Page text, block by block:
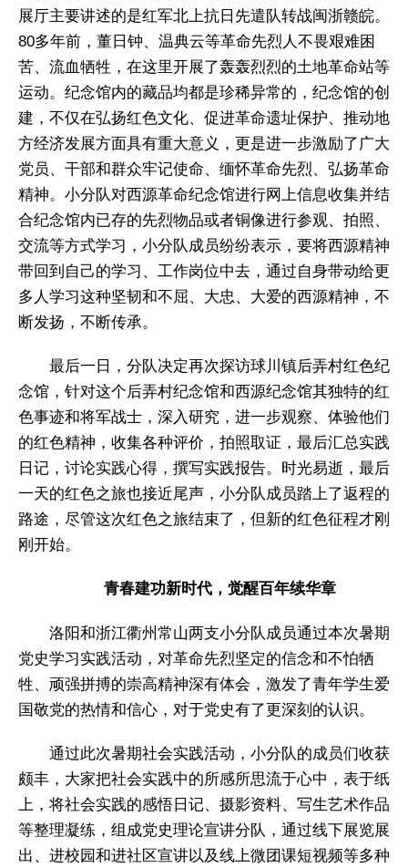
展厅主要讲述的是红军北上抗日先遣队转战闽浙赣皖。
80多年前，董日钟、温典云等革命先烈人不畏艰难困
苦、流血牺牲，在这里开展了轰轰烈烈的土地革命站等
运动。纪念馆内的藏品均都是珍稀异常的，纪念馆的创
建，不仅在弘扬红色文化、促进革命遗址保护、推动地
方经济发展方面具有重大意义，更是进一步激励了广大
党员、干部和群众牢记使命、缅怀革命先烈、弘扬革命
精神。小分队对西源革命纪念馆进行网上信息收集并结
合纪念馆内已存的先烈物品或者铜像进行参观、拍照、
交流等方式学习，小分队成员纷纷表示，要将西源精神
带回到自己的学习、工作岗位中去，通过自身带动给更
多人学习这种坚韧和不屈、大忠、大爱的西源精神，不
断发扬，不断传承。
最后一日，分队决定再次探访球川镇后弄村红色纪
念馆，针对这个后弄村纪念馆和西源纪念馆其独特的红
色事迹和将军战士，深入研究，进一步观察、体验他们
的红色精神，收集各种评价，拍照取证，最后汇总实践
日记，讨论实践心得，撰写实践报告。时光易逝，最后
一天的红色之旅也接近尾声，小分队成员踏上了返程的
路途，尽管这次红色之旅结束了，但新的红色征程才刚
刚开始。
青春建功新时代，觉醒百年续华章
洛阳和浙江衢州常山两支小分队成员通过本次暑期
党史学习实践活动，对革命先烈坚定的信念和不怕牺
牲、顽强拼搏的崇高精神深有体会，激发了青年学生爱
国敬党的热情和信心，对于党史有了更深刻的认识。
通过此次暑期社会实践活动，小分队的成员们收获
颇丰，大家把社会实践中的所感所思流于心中，表于纸
上，将社会实践的感悟日记、摄影资料、写生艺术作品
等整理凝练，组成党史理论宣讲分队，通过线下展览展
出、进校园和进社区宣讲以及线上微团课短视频等多种